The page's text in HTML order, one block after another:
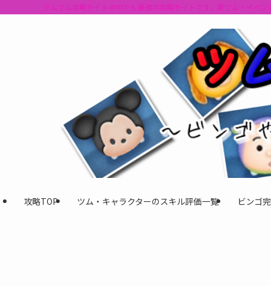
ツムツム攻略サイトの中でも最強の攻略サイトです。新ツム・イベ
攻略TOP ツム・キャラクターのスキル評価一覧 ビンゴ